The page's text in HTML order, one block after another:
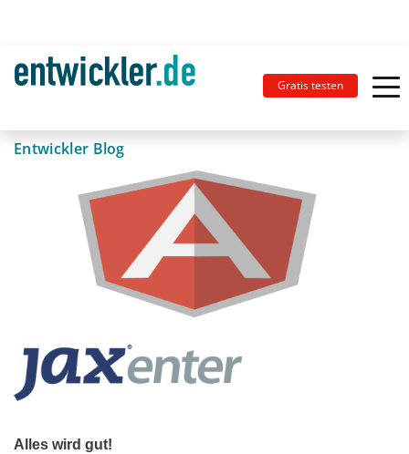
Gratis testen
Entwickler Blog
Alles wird gut!